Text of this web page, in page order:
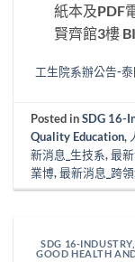
紙本及PDF
賢齊館3樓
工生院系辦公告-
Posted inSDG 16-
Quality Education,
新消息_生技系,最
業博,最新消息_跨
SDG 16-
GOOD HEALTH